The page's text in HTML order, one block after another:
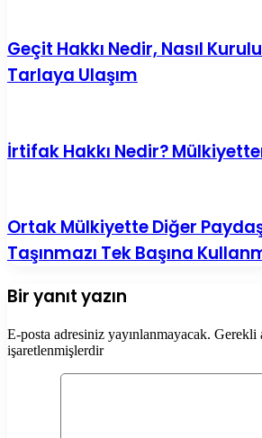
Geçit Hakkı Nedir, Nasıl
Tarlaya Ulaşım
İrtifak Hakkı Nedir?
Ortak Mülkiyette Diğer
Taşınmazı Tek Başına
Bir yanıt yazın
E-posta adresiniz yayınlanmayacak. Gerekli
işaretlenmişlerdir